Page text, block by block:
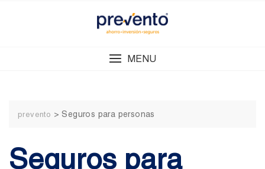
MENU
prevento >Seguros para personas
Seguros para